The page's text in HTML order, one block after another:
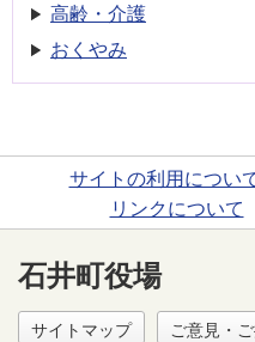
高齢・介護
おくやみ
サイトの利用につい
リンクについて
石井町役場
サイトマップ ご意見・